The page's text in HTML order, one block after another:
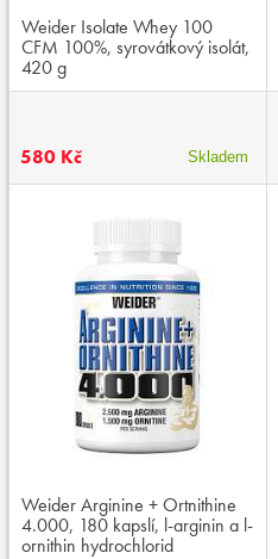
Weider Isolate Whey 100
CFM 100%, syrovátkový isolát,
420 g
580 Kč Skladem
Weider Arginine + Ortnithine
4.000, 180 kapslí, l-arginin a l-
ornithin hydrochlorid